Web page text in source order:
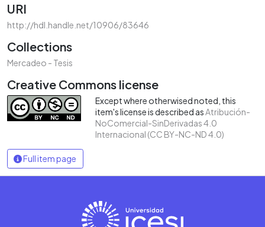
URI
http://hdl.handle.net/10906/83646
Collections
Mercadeo - Tesis
Creative Commons license
Except where otherwised noted, this
item's license is described asAtribución-
NoComercial-SinDerivadas 4.0
Internacional (CC BY-NC-ND 4.0)
Full item page